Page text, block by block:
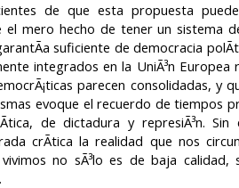
de que esta propuesta
el mero hecho de tener un sistema
suficiente de democracia
integrados en la UniÃ³n Europea
parecen consolidadas, y
evoque el recuerdo de tiempos
de dictadura y represiÃ³n.
crÃ­tica la realidad que nos
no sÃ³lo es de baja calidad,